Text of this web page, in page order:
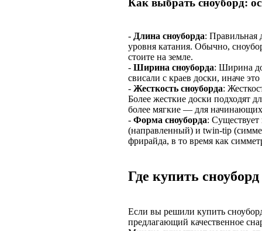
Как выбрать сноуборд:
- Длина сноуборда: Правильная
уровня катания. Обычно,
стоите на земле.
- Ширина сноуборда: Ширина
свисали с краев доски, иначе
- Жесткость сноуборда:
Более жесткие доски подходят
более мягкие — для
- Форма сноуборда: Существует
(направленный) и twin-tip
фрирайда, в то время как
Где купить
Если вы решили купить
предлагающий качественное